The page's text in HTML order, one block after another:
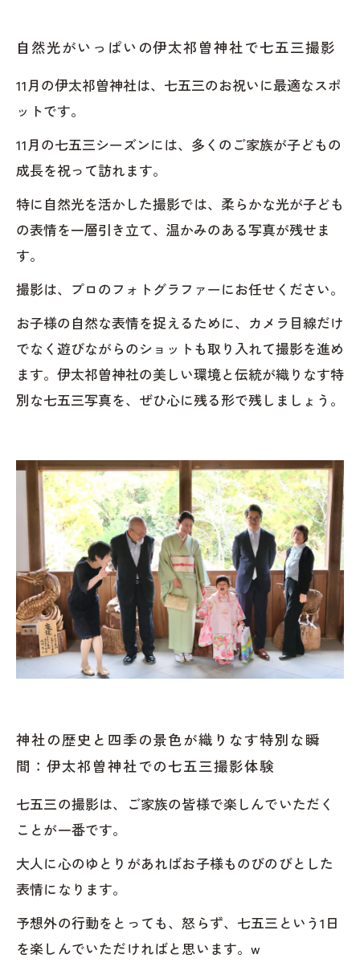
自然光がいっぱいの伊太祁曽神社で七五三撮影
11月の伊太祁曽神社は、七五三のお祝いに最適なスポ
ットです。
11月の七五三シーズンには、多くのご家族が子どもの
成長を祝って訪れます。
特に自然光を活かした撮影では、柔らかな光が子ども
の表情を一層引き立て、温かみのある写真が残せま
す。
撮影は、プロのフォトグラファーにお任せください。
お子様の自然な表情を捉えるために、カメラ目線だけ
でなく遊びながらのショットも取り入れて撮影を進め
ます。伊太祁曽神社の美しい環境と伝統が織りなす特
別な七五三写真を、ぜひ心に残る形で残しましょう。
神社の歴史と四季の景色が織りなす特別な瞬
間：伊太祁曽神社での七五三撮影体験
七五三の撮影は、ご家族の皆様で楽しんでいただく
ことが一番です。
大人に心のゆとりがあればお子様ものびのびとした
表情になります。
予想外の行動をとっても、怒らず、七五三という1日
を楽しんでいただければと思います。w